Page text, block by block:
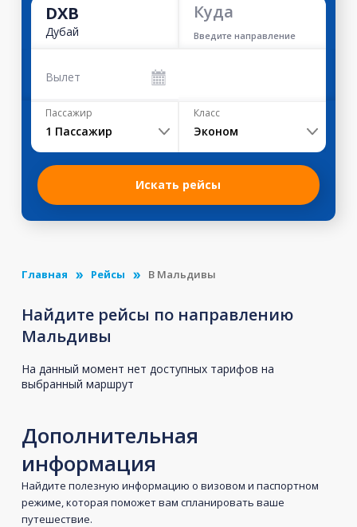
DXB
Дубай
Куда
Введите направление
Вылет
Пассажир
1 Пассажир
Класс
Эконом
Искать рейсы
Главная Рейсы В Мальдивы
Найдите рейсы по направлению
Мальдивы
На данный момент нет доступных тарифов на
выбранный маршрут
Дополнительная
информация
Найдите полезную информацию о визовом и паспортном
режиме, которая поможет вам спланировать ваше
путешествие.